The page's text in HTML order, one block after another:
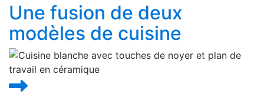
Une fusion de deux
modèles de cuisine